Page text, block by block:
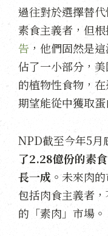
過往對於選擇替
素食主義者，但根
告 ，他們固然是
佔了一小部分，
的植物性食物，
期望能從中獲取蛋
NPD截至今年5月
了2.28億份的素
長一成。 未來肉
包括肉食主義者
的「素肉」市場。